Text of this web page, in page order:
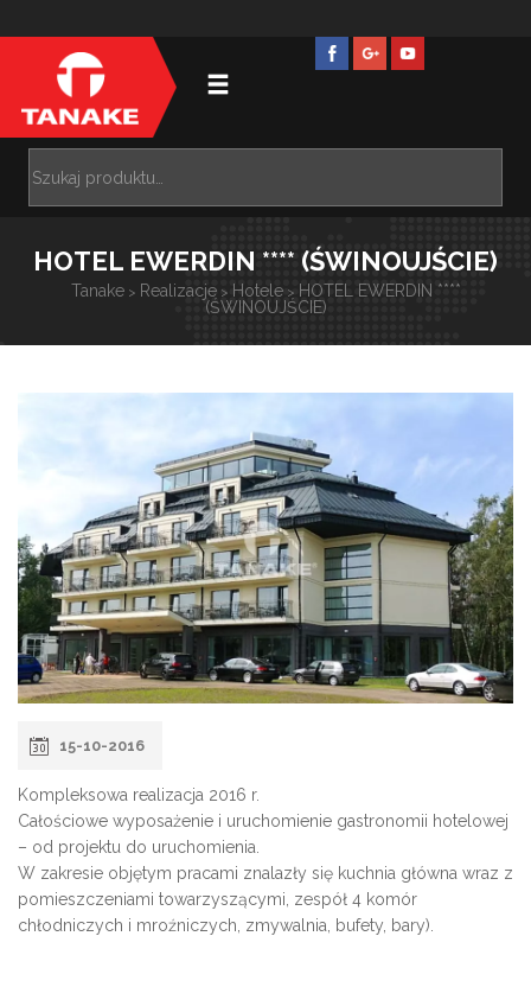
HOTEL EWERDIN **** (ŚWINOUJŚCIE)
Tanake> Realizacje> Hotele> HOTEL EWERDIN ****
(ŚWINOUJŚCIE)
15-10-2016
Kompleksowa realizacja 2016 r.
Całościowe wyposażenie i uruchomienie gastronomii hotelowej
– od projektu do uruchomienia.
W zakresie objętym pracami znalazły się kuchnia główna wraz z
pomieszczeniami towarzyszącymi, zespół 4 komór
chłodniczych i mroźniczych, zmywalnia, bufety, bary).